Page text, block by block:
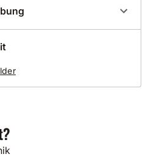
012 für Beton
werden auf modernsten
in Deutschland und im